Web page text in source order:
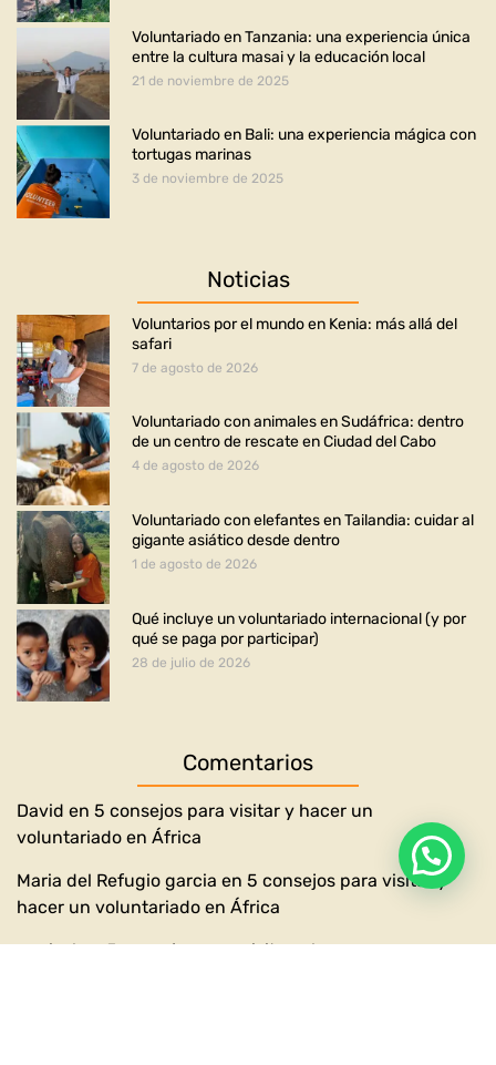
Voluntariado en Tanzania: una experiencia única
entre la cultura masai y la educación local
21 de noviembre de 2025
Voluntariado en Bali: una experiencia mágica con
tortugas marinas
3 de noviembre de 2025
Noticias
Voluntarios por el mundo en Kenia: más allá del
safari
7 de agosto de 2026
Voluntariado con animales en Sudáfrica: dentro
de un centro de rescate en Ciudad del Cabo
4 de agosto de 2026
Voluntariado con elefantes en Tailandia: cuidar al
gigante asiático desde dentro
1 de agosto de 2026
Qué incluye un voluntariado internacional (y por
qué se paga por participar)
28 de julio de 2026
Comentarios
David en 5 consejos para visitar y hacer un
voluntariado en África
Maria del Refugio garcia en 5 consejos para visitar y
hacer un voluntariado en África
marisolen5 consejos para visitar y hacer un